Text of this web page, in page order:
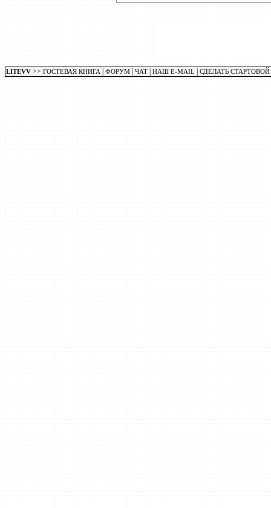
LITEVV >> ГОСТЕВАЯ КНИГА ФОРУМ ЧАТ НАШ E-MAIL СДЕЛАТЬ СТАРТОВОЙ